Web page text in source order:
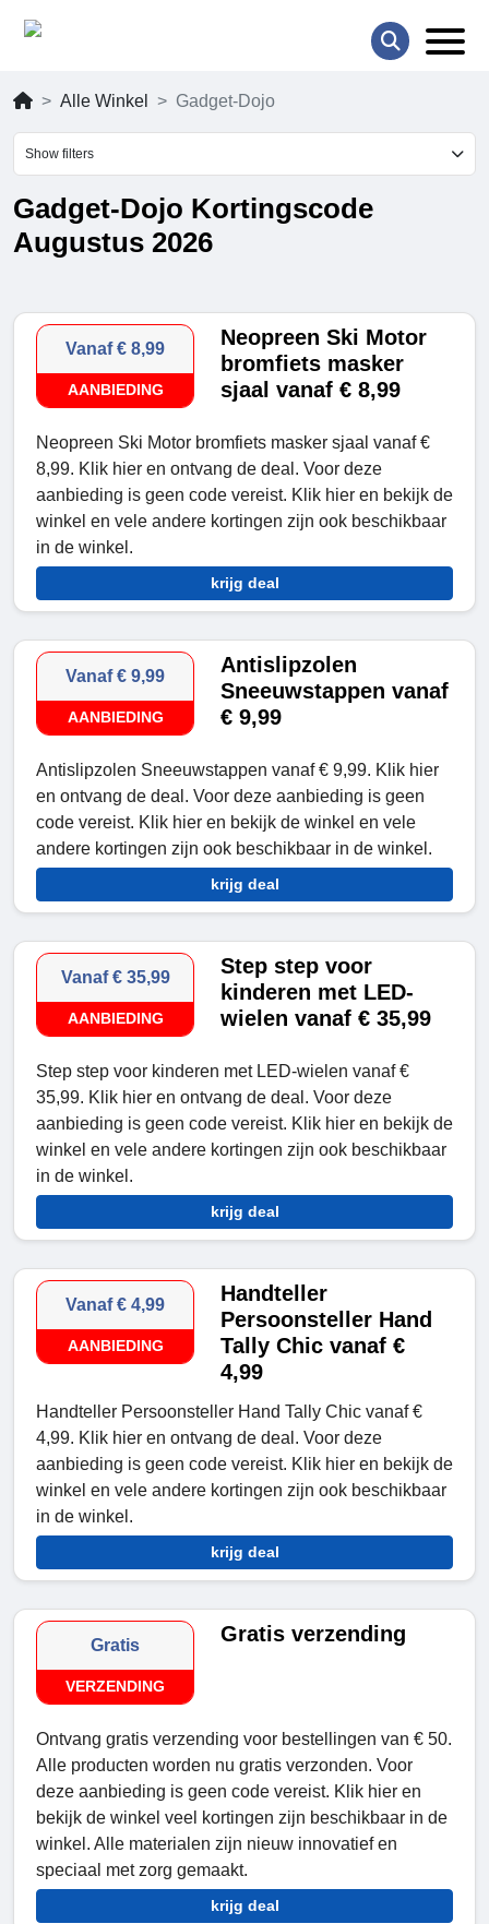
Alle Winkel Gadget-Dojo
Show filters
Gadget-Dojo Kortingscode
Augustus 2026
Vanaf € 8,99
AANBIEDING
Neopreen Ski Motor
bromfiets masker
sjaal vanaf € 8,99
Neopreen Ski Motor bromfiets masker sjaal vanaf €
8,99. Klik hier en ontvang de deal. Voor deze
aanbieding is geen code vereist. Klik hier en bekijk de
winkel en vele andere kortingen zijn ook beschikbaar
in de winkel.
krijg deal
Vanaf € 9,99
AANBIEDING
Antislipzolen
Sneeuwstappen vanaf
€ 9,99
Antislipzolen Sneeuwstappen vanaf € 9,99. Klik hier
en ontvang de deal. Voor deze aanbieding is geen
code vereist. Klik hier en bekijk de winkel en vele
andere kortingen zijn ook beschikbaar in de winkel.
krijg deal
Vanaf € 35,99
AANBIEDING
Step step voor
kinderen met LED-
wielen vanaf € 35,99
Step step voor kinderen met LED-wielen vanaf €
35,99. Klik hier en ontvang de deal. Voor deze
aanbieding is geen code vereist. Klik hier en bekijk de
winkel en vele andere kortingen zijn ook beschikbaar
in de winkel.
krijg deal
Vanaf € 4,99
AANBIEDING
Handteller
Persoonsteller Hand
Tally Chic vanaf €
4,99
Handteller Persoonsteller Hand Tally Chic vanaf €
4,99. Klik hier en ontvang de deal. Voor deze
aanbieding is geen code vereist. Klik hier en bekijk de
winkel en vele andere kortingen zijn ook beschikbaar
in de winkel.
krijg deal
Gratis
VERZENDING
Gratis verzending
Ontvang gratis verzending voor bestellingen van € 50.
Alle producten worden nu gratis verzonden. Voor
deze aanbieding is geen code vereist. Klik hier en
bekijk de winkel veel kortingen zijn beschikbaar in de
winkel. Alle materialen zijn nieuw innovatief en
speciaal met zorg gemaakt.
krijg deal